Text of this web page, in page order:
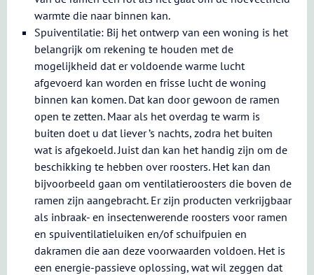
warmte die naar binnen kan.
Spuiventilatie: Bij het ontwerp van een woning is het
belangrijk om rekening te houden met de
mogelijkheid dat er voldoende warme lucht
afgevoerd kan worden en frisse lucht de woning
binnen kan komen. Dat kan door gewoon de ramen
open te zetten. Maar als het overdag te warm is
buiten doet u dat liever ’s nachts, zodra het buiten
wat is afgekoeld. Juist dan kan het handig zijn om de
beschikking te hebben over roosters. Het kan dan
bijvoorbeeld gaan om ventilatieroosters die boven de
ramen zijn aangebracht. Er zijn producten verkrijgbaar
als inbraak- en insectenwerende roosters voor ramen
en spuiventilatieluiken en/of schuifpuien en
dakramen die aan deze voorwaarden voldoen. Het is
een energie-passieve oplossing, wat wil zeggen dat